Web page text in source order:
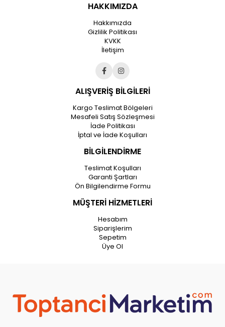
HAKKIMIZDA
Hakkımızda
Gizlilik Politikası
KVKK
İletişim
ALIŞVERİŞ BİLGİLERİ
Kargo Teslimat Bölgeleri
Mesafeli Satış Sözleşmesi
İade Politikası
İptal ve İade Koşulları
BİLGİLENDİRME
Teslimat Koşulları
Garanti Şartları
Ön Bilgilendirme Formu
MÜŞTERİ HİZMETLERİ
Hesabım
Siparişlerim
Sepetim
Üye Ol